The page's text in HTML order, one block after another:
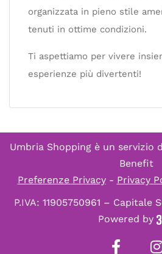
organizzata in pieno stile
tenuti in ottime condizioni.
Ti aspettiamo per vivere
esperienze più divertenti!
Umbria Shopping è un servizio
Benefit
Preferenze Privacy- Privacy
P.IVA: 11905750961 – Capitale
Powered by